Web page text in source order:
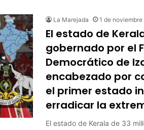
La Marejada 1 de
El estado de
gobernado por el
Democrático de
encabezado por
el primer estado
erradicar la
El estado de Kerala de 33